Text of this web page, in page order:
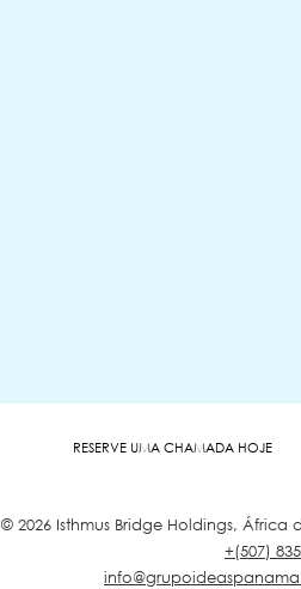
RESERVE UMA CHAMADA HOJE
© 2026 Isthmus Bridge Holdings, África
+(507)